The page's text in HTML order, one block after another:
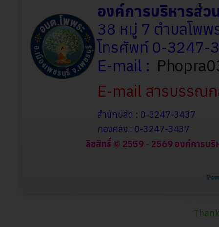
องค์การบริหารส่ว
38 หมู่ 7 ตำบลโพพ
โทรศัพท์ 0-3247-
E-mail :
E-mail สารบรรณ
สำนักปลัด : 0-3247-3437
กองคลัง : 0-3247-3437
ลิขสิทธิ์ © 2559 - 2569 องค์การบ